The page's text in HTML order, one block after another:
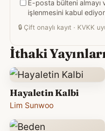
adresiniz
E-posta bülteni almayı
işlenmesini kabul
🔒 Çift onaylı kayıt · KVKK
İthaki
Hayaletin Kalbi
Lim Sunwoo